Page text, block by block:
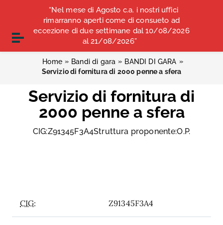
Vai ai contenuti
Vai al menu di navigazione
Vai al footer
COMUNICATI STAMPA ALBO OPI ANCONA
CONVENZIONI
Attiva / disattiva la navigazione
Home » Bandi di gara » BANDI DI GARA »
Servizio di fornitura di 2000 penne a sfera
Servizio di fornitura di
2000 penne a sfera
CIG:Z91345F3A4Struttura proponente:O.P.
CIG: Z91345F3A4
“Nel mese di Agosto c.a. i nostri uffici
rimarranno aperti come di consueto ad
eccezione di due settimane dal 10/08/2026
al 21/08/2026”